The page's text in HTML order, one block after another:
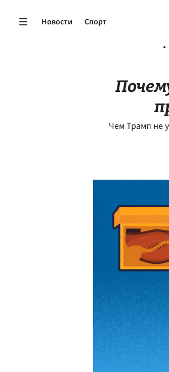
Новости Спорт
Чем Трамп не